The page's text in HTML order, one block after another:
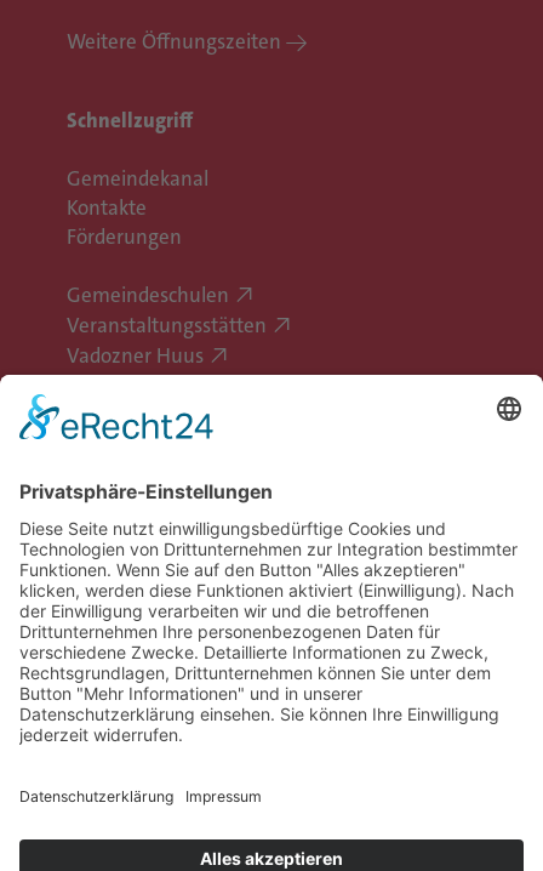
Weitere Öffnungszeiten
Schnellzugriff
Gemeindekanal
Kontakte
Förderungen
Gemeindeschulen
Veranstaltungsstätten
Vadozner Huus